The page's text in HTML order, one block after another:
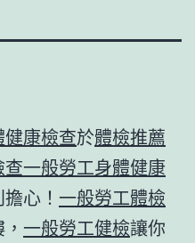
健康檢查於體檢推薦
一般勞工身體健康
心！ 一般勞工體檢
一般勞工健檢讓你